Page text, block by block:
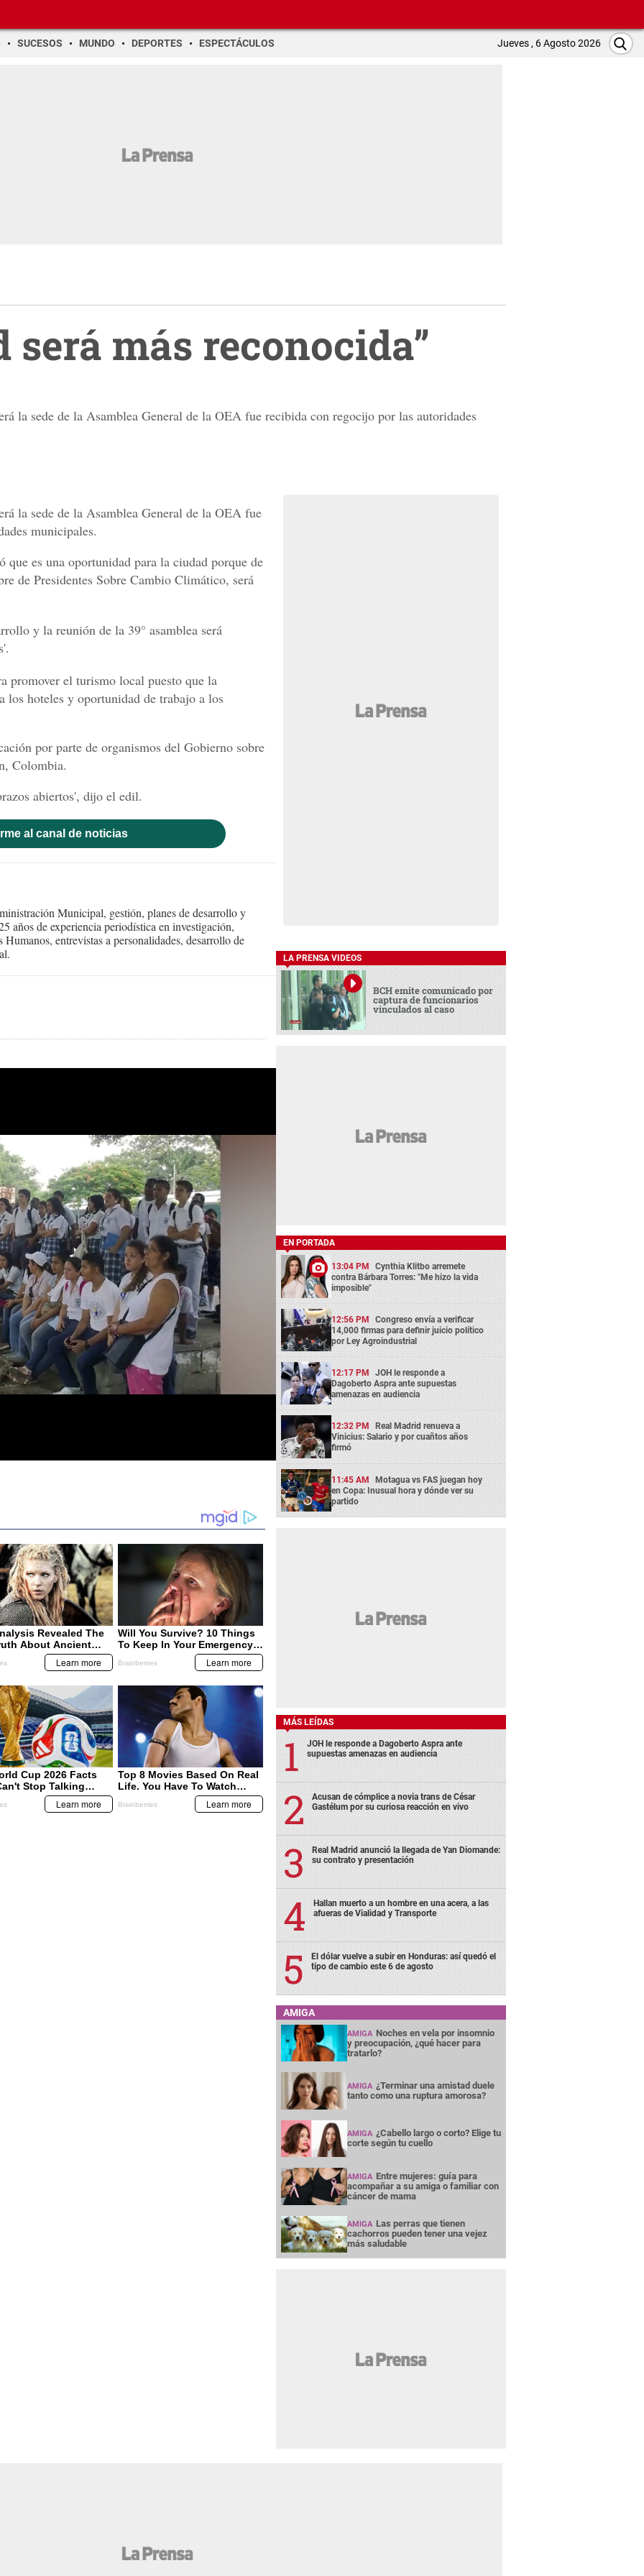
SUCESOS MUNDO DEPORTES ESPECTÁCULOS Jueves , 6 Agosto 2026
será más reconocida”
la sede de la Asamblea General de la OEA fue recibida con regocijo por las autoridades
la sede de la Asamblea General de la OEA fue
municipales.
es una oportunidad para la ciudad porque de
de Presidentes Sobre Cambio Climático, será
y la reunión de la 39° asamblea será
promover el turismo local puesto que la
los hoteles y oportunidad de trabajo a los
por parte de organismos del Gobierno sobre
Colombia.
abiertos', dijo el edil.
al canal de noticias
Municipal, gestión, planes de desarrollo y
años de experiencia periodística en investigación,
entrevistas a personalidades, desarrollo de
LA PRENSA VIDEOS
BCH emite comunicado por
captura de funcionarios
vinculados al caso
EN PORTADA
13:04 PM Cynthia Klitbo arremete
contra Bárbara Torres: "Me hizo la vida
imposible"
12:56 PM Congreso envía a verificar
14,000 firmas para definir juicio político
por Ley Agroindustrial
12:17 PM JOH le responde a
Dagoberto Aspra ante supuestas
amenazas en audiencia
12:32 PM Real Madrid renueva a
Vinicius: Salario y por cuañtos años
firmó
11:45 AM Motagua vs FAS juegan hoy
en Copa: Inusual hora y dónde ver su
partido
MÁS LEÍDAS
JOH le responde a Dagoberto Aspra ante
supuestas amenazas en audiencia
Acusan de cómplice a novia trans de César
Gastélum por su curiosa reacción en vivo
Real Madrid anunció la llegada de Yan Diomande:
su contrato y presentación
Hallan muerto a un hombre en una acera, a las
afueras de Vialidad y Transporte
El dólar vuelve a subir en Honduras: así quedó el
tipo de cambio este 6 de agosto
AMIGA
AMIGA Noches en vela por insomnio
y preocupación, ¿qué hacer para
tratarlo?
AMIGA ¿Terminar una amistad duele
tanto como una ruptura amorosa?
AMIGA ¿Cabello largo o corto? Elige tu
corte según tu cuello
AMIGA Entre mujeres: guía para
acompañar a su amiga o familiar con
cáncer de mama
AMIGA Las perras que tienen
cachorros pueden tener una vejez
más saludable